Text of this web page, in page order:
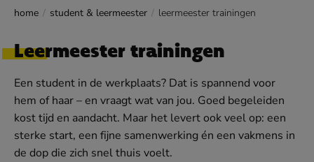
home student & leermeester leermeester trainingen
Leermeester trainingen
Een student in de werkplaats? Dat is spannend voor
hem of haar – en vraagt wat van jou. Goed begeleiden
kost tijd en aandacht. Maar het levert ook veel op: een
sterke start, een fijne samenwerking én een vakmens in
de dop die zich snel thuis voelt.